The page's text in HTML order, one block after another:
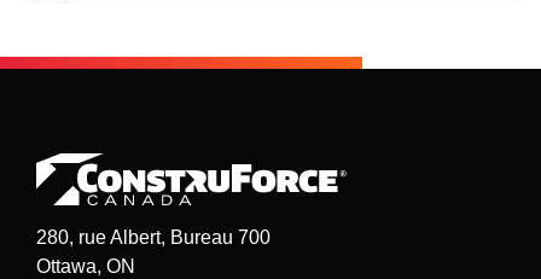
280, rue Albert, Bureau 700
Ottawa, ON